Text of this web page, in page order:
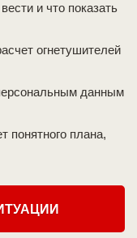
и что показать
огнетушителей
данным
понятного плана,